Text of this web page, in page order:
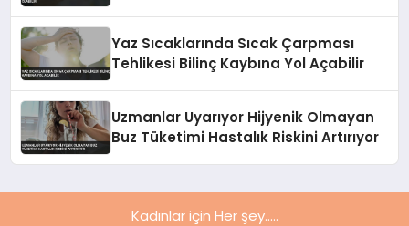
Yaz Sıcaklarında Sıcak Çarpması
Tehlikesi Bilinç Kaybına Yol Açabilir
Uzmanlar Uyarıyor Hijyenik Olmayan
Buz Tüketimi Hastalık Riskini Artırıyor
Kadınlar için Her şey.....